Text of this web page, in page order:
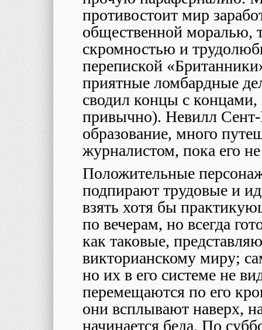
противостоит мир
общественной моралью,
скромностью и
перепиской
приятные ломбардные
сводил концы с концами,
привычно). Невилл
образование, много
журналистом, пока его
Положительные
подпирают трудовые и
взять хотя бы
по вечерам, но всегда
как таковые,
викторианскому миру;
но их в его системе не
перемещаются по его
они всплывают наверх,
начинается беда. По